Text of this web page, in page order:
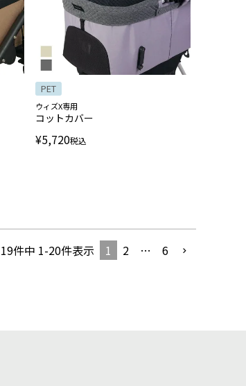
PET
ウィズX専用
コットカバー
¥5,720税込
件中 1-20件表示 1 2 … 6